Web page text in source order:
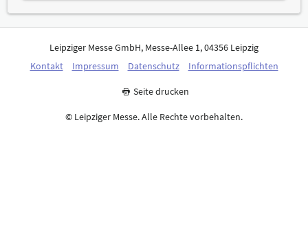
Leipziger Messe GmbH, Messe-Allee 1, 04356 Leipzig
Kontakt
Impressum Datenschutz Informationspflichten
Seite drucken
© Leipziger Messe. Alle Rechte vorbehalten.